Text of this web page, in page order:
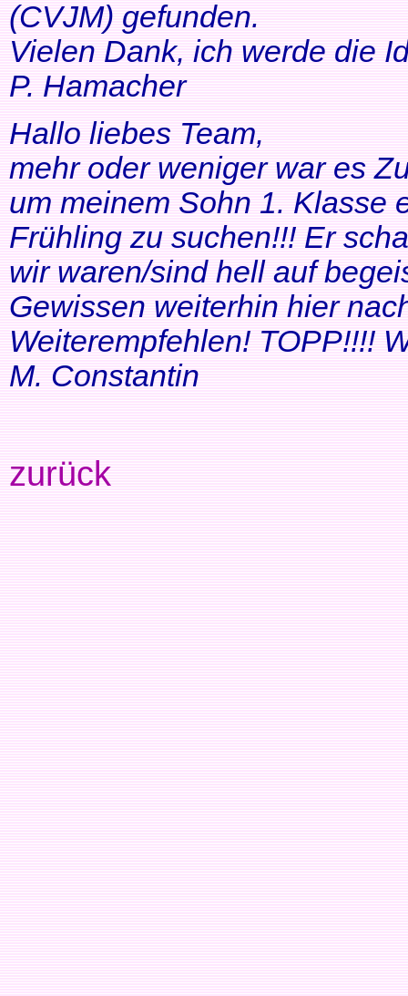
(CVJM) gefunden.
Vielen Dank, ich werde die
P. Hamacher
Hallo liebes Team,
mehr oder weniger war es
um meinem Sohn 1. Klasse
Frühling zu suchen!!! Er
wir waren/sind hell auf
Gewissen weiterhin hier
Weiterempfehlen! TOPP!!!!
M. Constantin
zurück